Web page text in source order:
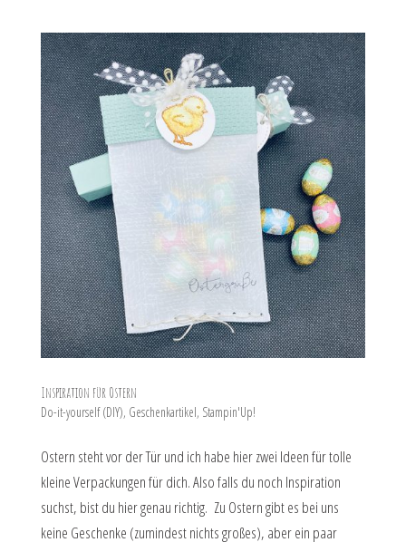
Inspiration für Ostern
Do-it-yourself (DIY), Geschenkartikel, Stampin'Up!
Ostern steht vor der Tür und ich habe hier zwei Ideen für tolle
kleine Verpackungen für dich. Also falls du noch Inspiration
suchst, bist du hier genau richtig. Zu Ostern gibt es bei uns
keine Geschenke (zumindest nichts großes), aber ein paar